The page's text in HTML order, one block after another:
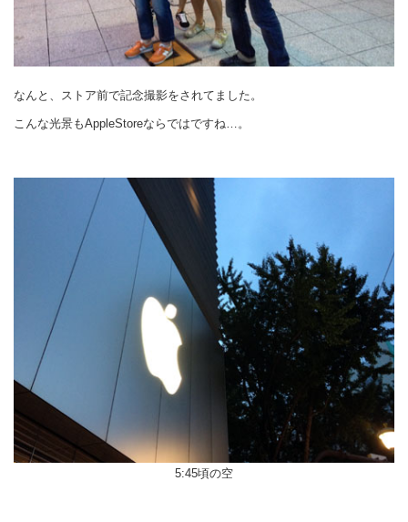
なんと、ストア前で記念撮影をされてました。
こんな光景もAppleStoreならではですね…。
5:45頃の空